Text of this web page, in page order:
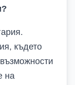
където
на